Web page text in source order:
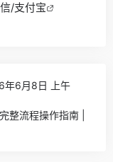
/支付宝
年6月8日 上午
整流程操作指南 |